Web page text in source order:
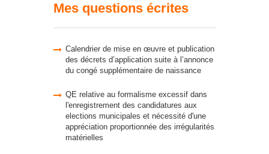
Mes questions écrites
Calendrier de mise en œuvre et publication
des décrets d’application suite à l’annonce
du congé supplémentaire de naissance
QE relative au formalisme excessif dans
l'enregistrement des candidatures aux
elections municipales et nécessité d'une
appréciation proportionnée des irrégularités
matérielles